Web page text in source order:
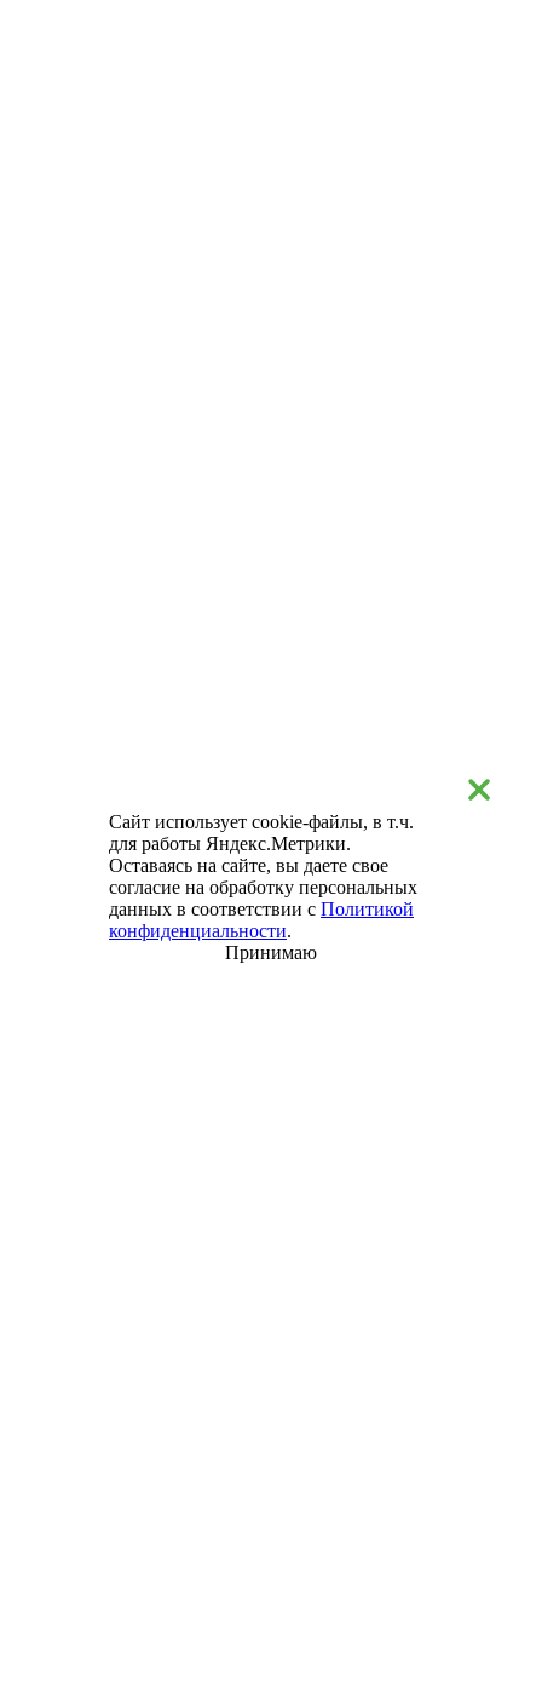
Сайт использует cookie-файлы, в т.ч.
для работы Яндекс.Метрики.
Оставаясь на сайте, вы даете свое
согласие на обработку персональных
данных в соответствии с Политикой
конфиденциальности.
Принимаю